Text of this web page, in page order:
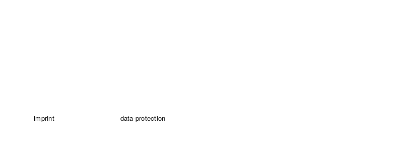
imprint data-protection